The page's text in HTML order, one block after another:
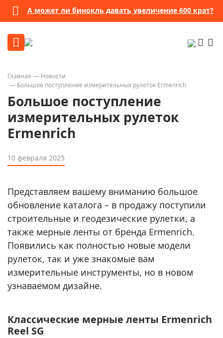
А может ли бинокль давать увеличение 600 крат?
Главная
Новости
Большое поступление измерительных рулеток Ermenrich
Большое поступление
измерительных рулеток
Ermenrich
10 февраля 2025
Представляем вашему вниманию большое
обновление каталога – в продажу поступили
строительные и геодезические рулетки, а
также мерные ленты от бренда Ermenrich.
Появились как полностью новые модели
рулеток, так и уже знакомые вам
измерительные инструменты, но в новом
узнаваемом дизайне.
Классические мерные ленты Ermenrich
Reel SG